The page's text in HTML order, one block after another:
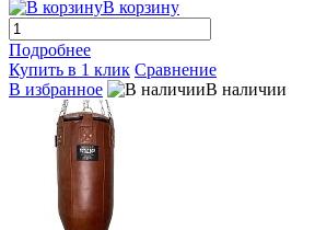
В корзину
Подробнее
Купить в 1 клик Сравнение
В избранное
В наличии